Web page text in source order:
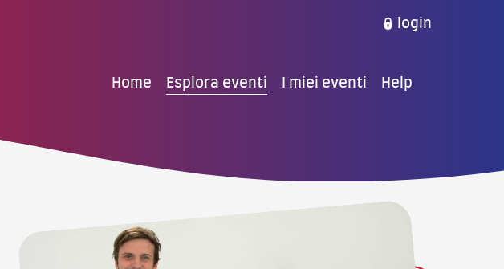
login
Home Esplora eventi I miei eventi Help